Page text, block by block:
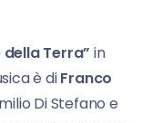
Terra” in
è diFranco
Di Stefano e